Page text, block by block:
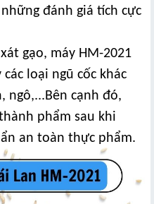
đánh giá tích cực
gạo, máy HM-2021
loại ngũ cốc khác
ngô,...Bên cạnh đó,
phẩm sau khi
an toàn thực phẩm.